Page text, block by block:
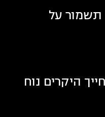
תשמור על
היקרים נוח